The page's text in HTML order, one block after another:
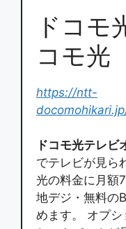
ドコモ
コモ光
https://ntt-
ドコモ光テレビ
でテレビが見ら
光の料金に月額
地デジ・無料の
めます。 オプ